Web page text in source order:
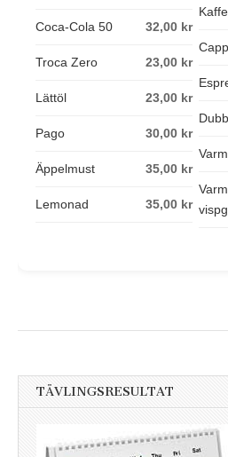
Coca-Cola 50 32,00 kr
Troca Zero 23,00 kr
Lättöl 23,00 kr
Pago 30,00 kr
Äppelmust 35,00 kr
Lemonad 35,00 kr
TÄVLINGSRESULTAT